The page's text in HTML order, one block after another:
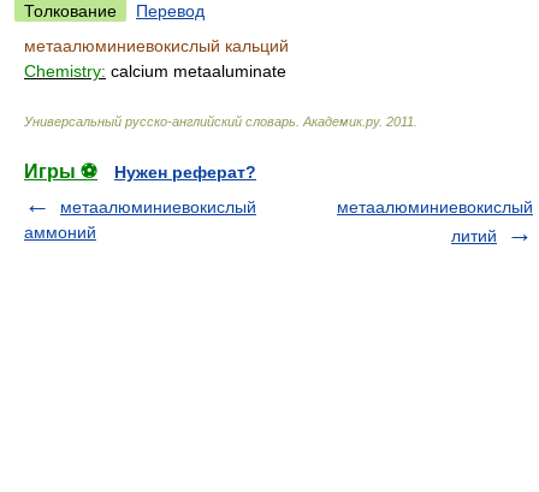
Толкование
Перевод
метаалюминиевокислый кальций
Chemistry: calcium metaaluminate
Универсальный русско-английский словарь Академик.ру. 2011
Игры ⚽
Нужен реферат?
метаалюминиевокислый
аммоний
метаалюминиевокислый
литий